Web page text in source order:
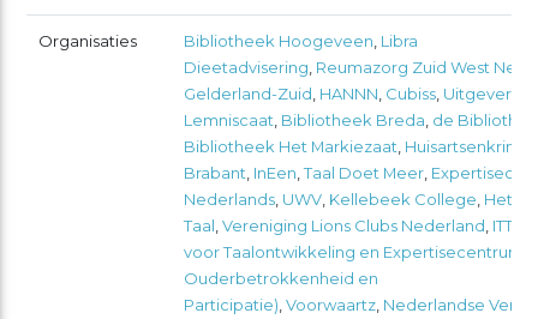
Organisaties Bibliotheek Hoogeveen Libra
Dieetadvisering Reumazorg Zuid West
Gelderland-Zuid HANNN Cubiss Uitgeverij
Lemniscaat Bibliotheek Breda de
Bibliotheek Het Markiezaat Huisartsenkring
Brabant InEen ,Taal Doet Meer
Nederlands UWV Kellebeek College Het
Taal ,Vereniging Lions Clubs Nederland ITTA
voor Taalontwikkeling en Expertisecentrum
Ouderbetrokkenheid en
Participatie) ,Voorwaartz Nederlandse